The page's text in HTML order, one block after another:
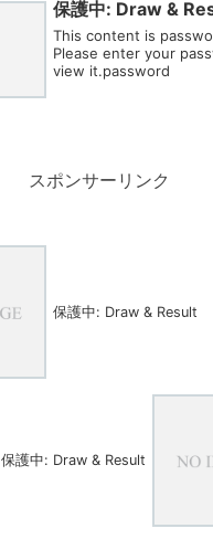
保護中: Draw &
This content is
Please enter your
view it.password
スポンサーリンク
保護中: Draw & Result
保護中: Draw & Result